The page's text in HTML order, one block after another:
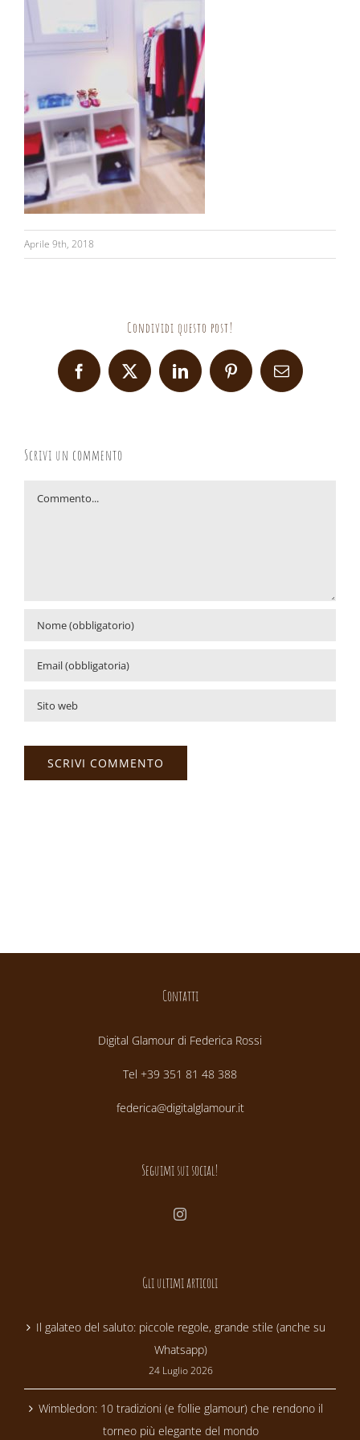
Aprile 9th, 2018
Condividi questo post!
Facebook
X LinkedInPinterestEmail
Scrivi un commento
Contatti
Digital Glamour di Federica Rossi
Tel +39 351 81 48 388
federica@digitalglamour.it
Seguimi sui social!
Gli ultimi articoli
Il galateo del saluto: piccole regole, grande stile (anche su
Whatsapp)
24 Luglio 2026
Wimbledon: 10 tradizioni (e follie glamour) che rendono il
torneo più elegante del mondo